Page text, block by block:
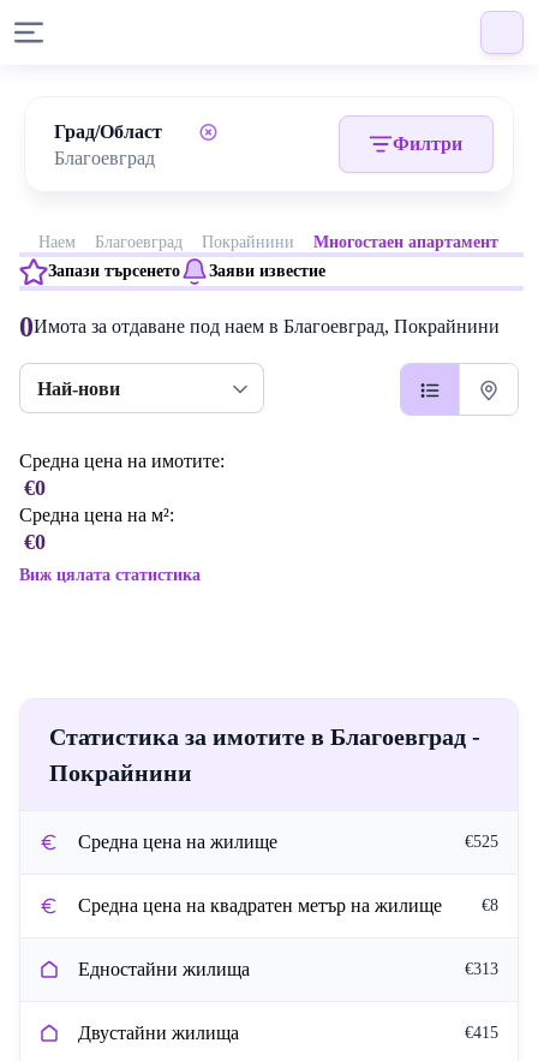
Град/Област
Филтри
Наем Благоевград Покрайнини
Многостаен апартамент
Запази търсенето
Заяви известие
0Имота за отдаване под наем в Благоевград, Покрайнини
Най-нови
Средна цена на имотите:
€0
Средна цена на м²:
€0
Виж цялата статистика
Статистика за имотите в Благоевград -
Покрайнини
Средна цена на жилище €525
Средна цена на квадратен метър на жилище €8
Едностайни жилища €313
Двустайни жилища €415